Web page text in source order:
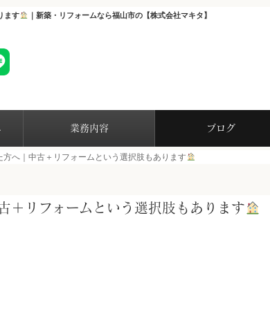
ます ｜新築・リフォームなら福山市の【株式会社マキタ】
業務内容 ブログ
へ｜中古＋リフォームという選択肢もあります
＋リフォームという選択肢もあります